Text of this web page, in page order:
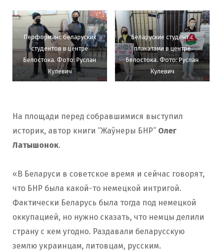
Перформанс беларуских
студентов в центре
Белостока. Фото: Руслан
Кулевич
Беларуские студент с
плакатами в центре
Белостока. Фото: Руслан
Кулевич
На площади перед собравшимися выступил
историк, автор книги “Жаўнеры БНР” Олег
Латышонок.
«В Беларуси в советское время и сейчас говорят,
что БНР была какой-то немецкой интригой.
Фактически Беларусь была тогда под немецкой
оккупацией, но нужно сказать, что немцы делили
страну с кем угодно. Раздавали беларусскую
землю украинцам, литовцам, русским.